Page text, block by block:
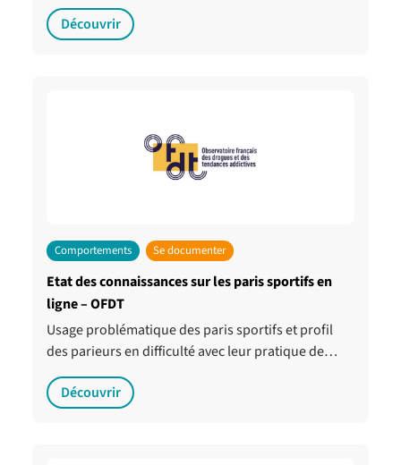
Découvrir
Comportements Se documenter
Etat des connaissances sur les paris sportifs en
ligne – OFDT
Usage problématique des paris sportifs et profil
des parieurs en difficulté avec leur pratique de…
Découvrir